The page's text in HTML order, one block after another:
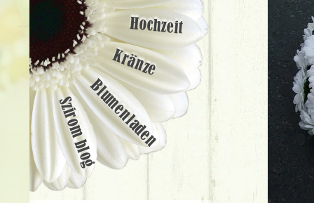
Hochzeit
Kränze
Blumenladen
Szirom blog